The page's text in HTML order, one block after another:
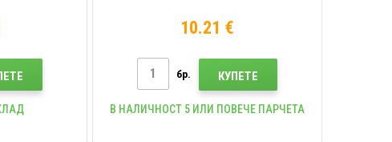
10.21 €
бр. КУПЕТЕ
В НАЛИЧНОСТ 5 ИЛИ ПОВЕЧЕ ПАРЧЕТА